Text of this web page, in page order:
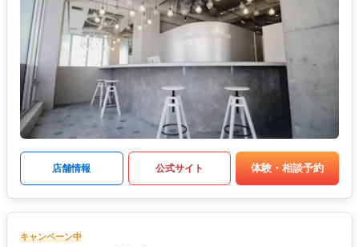
店舗情報 公式サイト 体験・相談予約
キャンペーン中